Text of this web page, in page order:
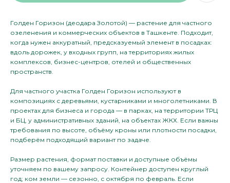
Голден Горизон (деодара Золотой) — растение для частного
озеленения и коммерческих объектов в Ташкенте. Подходит,
когда нужен аккуратный, предсказуемый элемент в посадках:
вдоль дорожек, у входных групп, на территориях жилых
комплексов, бизнес-центров, отелей и общественных
пространств.
Для частного участка Голден Горизон используют в
композициях с деревьями, кустарниками и многолетниками. В
проектах для бизнеса и города — в парках, на территории ТРЦ
и БЦ, у административных зданий, на объектах ЖКХ. Если важны
требования по высоте, объёму кроны или плотности посадки,
подберём подходящий вариант по задаче.
Размер растения, формат поставки и доступные объёмы
уточняем по вашему запросу. Контейнер доступен круглый
год; ком земли — сезонно, с октября по февраль. Если